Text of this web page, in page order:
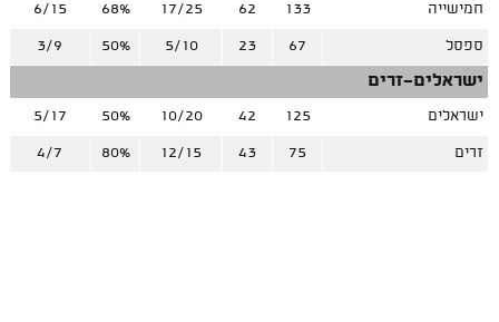
חמישייה 133
62
17/25
68%
6/15
ספסל 67
23
5/10
50%
3/9
ישראלים-זרים
ישראלים 125
42
10/20
50%
5/17
זרים 75
43
12/15
80%
4/7